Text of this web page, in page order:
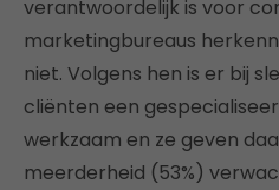
verantwoordelijk is voor
marketingbureaus
niet. Volgens hen is er bij
cliënten een
werkzaam en ze geven
meerderheid (53%)